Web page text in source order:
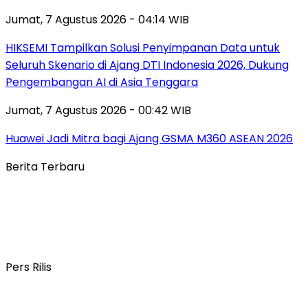
Jumat, 7 Agustus 2026 - 04:14 WIB
HIKSEMI Tampilkan Solusi Penyimpanan Data untuk
Seluruh Skenario di Ajang DTI Indonesia 2026, Dukung
Pengembangan AI di Asia Tenggara
Jumat, 7 Agustus 2026 - 00:42 WIB
Huawei Jadi Mitra bagi Ajang GSMA M360 ASEAN 2026
Berita Terbaru
Pers Rilis